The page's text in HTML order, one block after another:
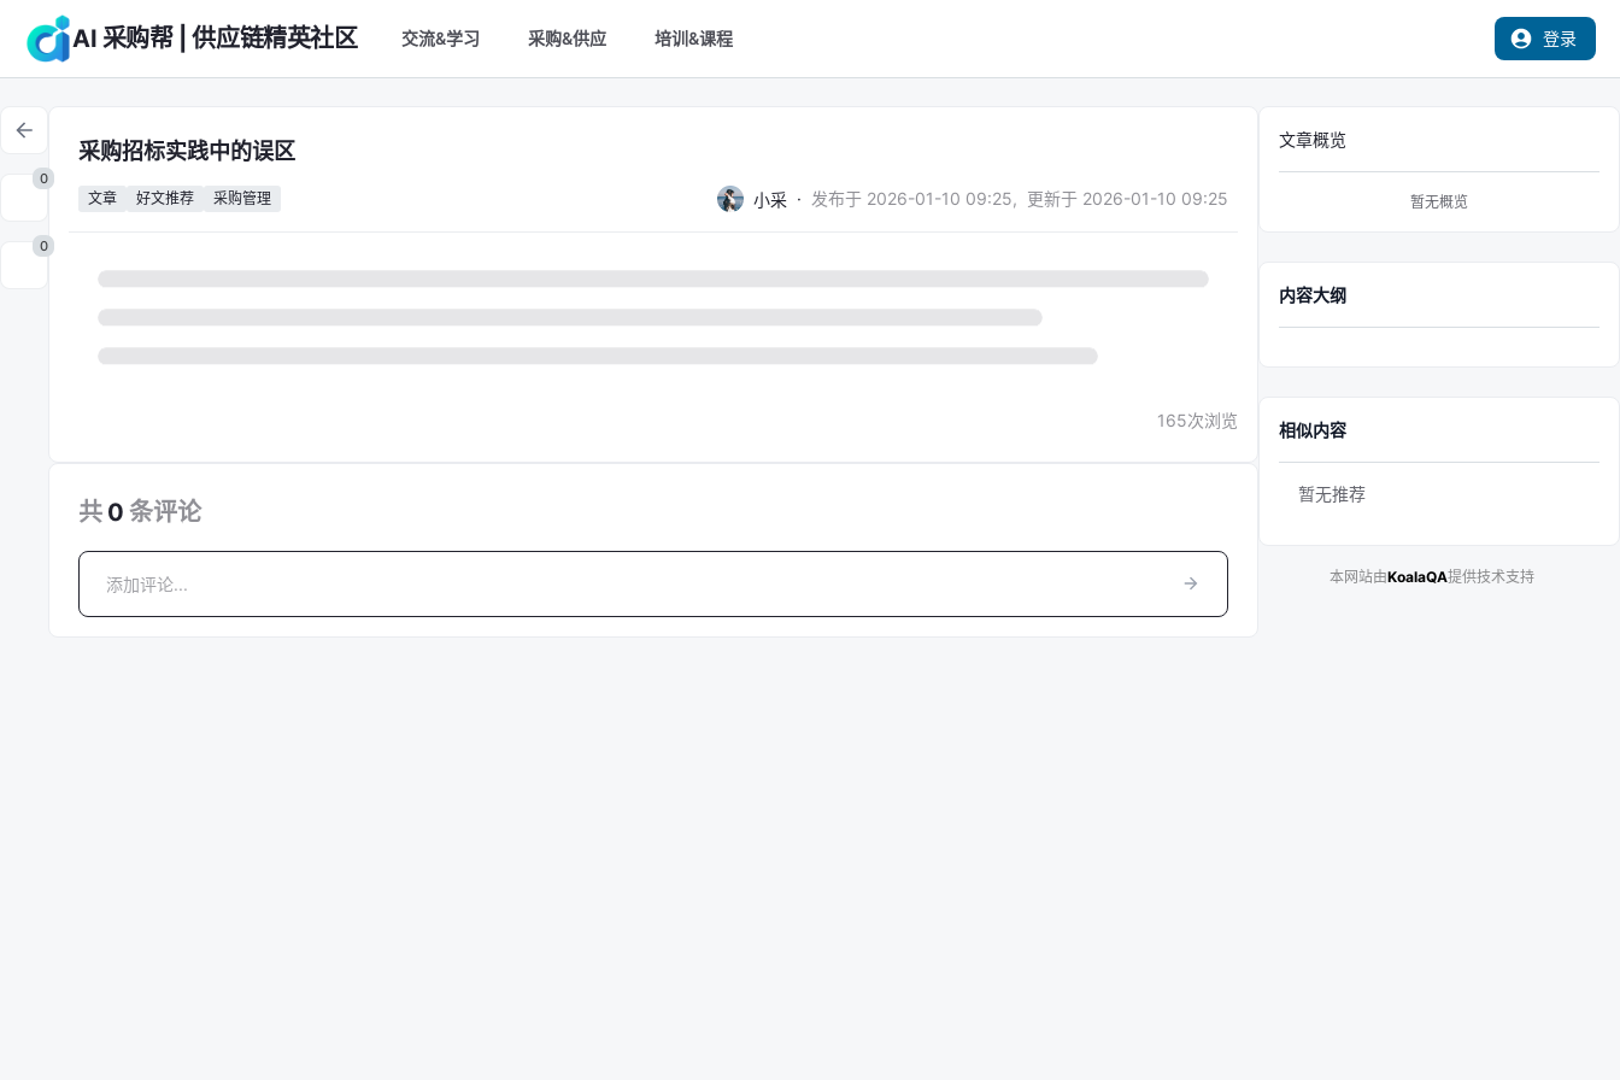
AI 采购帮 | 供应链精英社区 交流&学习 采购&供应 培训&课程 登录
0
0
采购招标实践中的误区
文章 好文推荐 采购管理 小采 · 发布于 2026-01-10 09:25, 更新于 2026-01-10 09:25
165次浏览
共 0 条评论
文章概览
暂无概览
内容大纲
相似内容
暂无推荐
本网站由KoalaQA提供技术支持